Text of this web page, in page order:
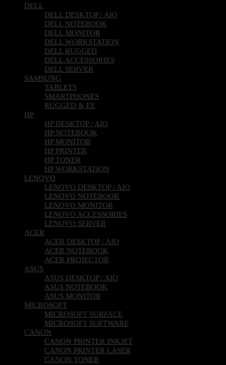
DELL
DELL DESKTOP / AIO
DELL NOTEBOOK
DELL MONITOR
DELL WORKSTATION
DELL RUGGED
DELL ACCESSORIES
DELL SERVER
SAMSUNG
TABLETS
SMARTPHONES
RUGGED & EE
HP
HP DESKTOP / AIO
HP NOTEBOOK
HP MONITOR
HP PRINTER
HP TONER
HP WORKSTATION
LENOVO
LENOVO DESKTOP / AIO
LENOVO NOTEBOOK
LENOVO MONITOR
LENOVO ACCESSORIES
LENOVO SERVER
ACER
ACER DESKTOP / AIO
ACER NOTEBOOK
ACER PROJECTOR
ASUS
ASUS DESKTOP / AIO
ASUS NOTEBOOK
ASUS MONITOR
MICROSOFT
MICROSOFT SURFACE
MICROSOFT SOFTWARE
CANON
CANON PRINTER INKJET
CANON PRINTER LASER
CANON TONER